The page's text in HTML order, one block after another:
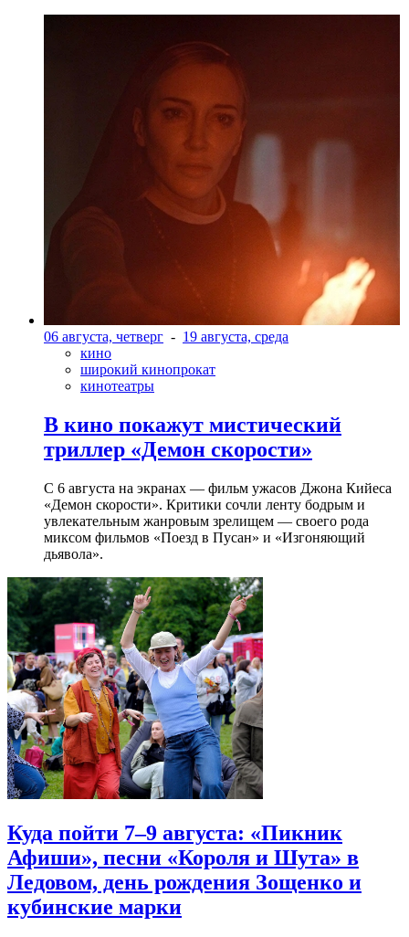
06 августа, четверг - 19 августа, среда
кино
широкий кинопрокат
кинотеатры
В кино покажут мистический
триллер «Демон скорости»
С 6 августа на экранах — фильм ужасов Джона Кийеса
«Демон скорости». Критики сочли ленту бодрым и
увлекательным жанровым зрелищeм — своего рода
миксом фильмов «Поезд в Пусан» и «Изгоняющий
дьявола».
Куда пойти 7–9 августа: «Пикник
Афиши», песни «Короля и Шута» в
Ледовом, день рождения Зощенко и
кубинские марки